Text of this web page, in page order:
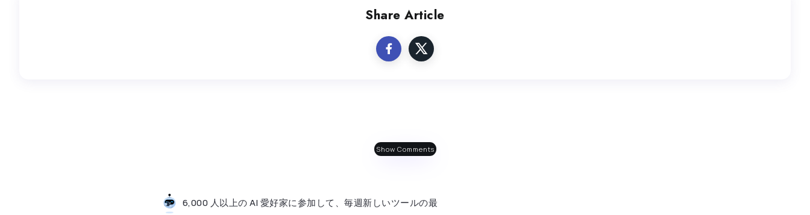
Share Article
Show Comments
6,000 人以上の AI 愛好家に参加して、毎週新しいツールの最